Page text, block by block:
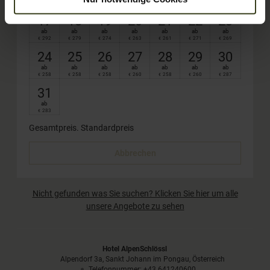
275 € 274 € 280
17
ab
€ 292
18
ab
€ 279
19
ab
€ 274
20
ab
€ 263
21
ab
€ 261
22
ab
€ 271
23
ab
€ 269
24
ab
€ 258
25
ab
€ 258
26
ab
€ 258
27
ab
€ 260
28
ab
€ 258
29
ab
€ 260
30
ab
€ 287
31
ab
€ 283
Gesamtpreis . Standardpreis
Nicht gefunden was Sie suchen? Klicken Sie hier um alle
unsere Angebote zu sehen
Hotel AlpenSchlössl
Alpendorf 3a Sankt Johann im Pongau Österreich